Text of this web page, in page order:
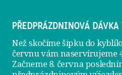
PŘEDPRÁZDNINOVÁ
Než skočíme šipku do
červnu vám naservírujeme
Začneme 8. června